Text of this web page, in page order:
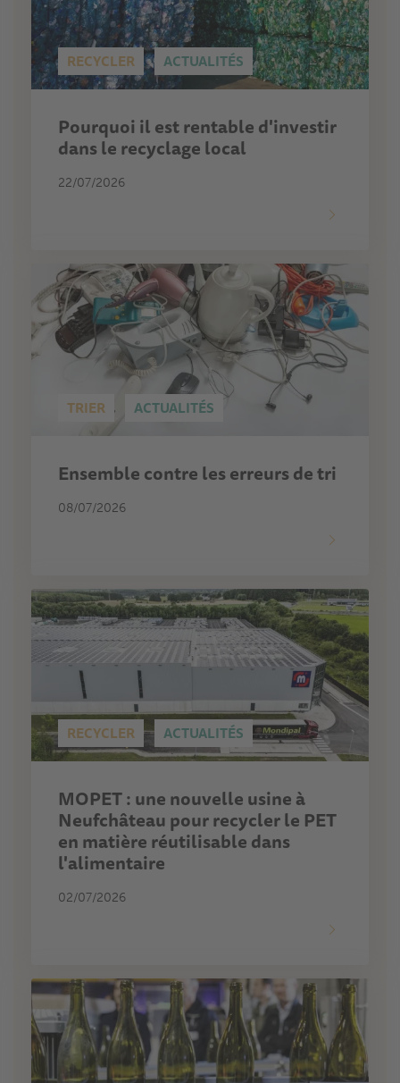
RECYCLER ACTUALITÉS
Pourquoi il est rentable d'investir
dans le recyclage local
22/07/2026
TRIER ACTUALITÉS
Ensemble contre les erreurs de tri
08/07/2026
RECYCLER ACTUALITÉS
MOPET : une nouvelle usine à
Neufchâteau pour recycler le PET
en matière réutilisable dans
l'alimentaire
02/07/2026